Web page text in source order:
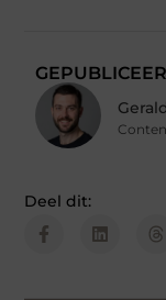
Deel dit: